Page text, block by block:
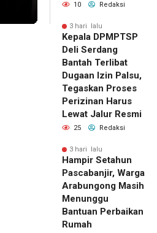
10 Redaksi
3 hari lalu
Kepala DPMPTSP
Deli Serdang
Bantah Terlibat
Dugaan Izin Palsu,
Tegaskan Proses
Perizinan Harus
Lewat Jalur Resmi
25 Redaksi
3 hari lalu
Hampir Setahun
Pascabanjir, Warga
Arabungong Masih
Menunggu
Bantuan Perbaikan
Rumah